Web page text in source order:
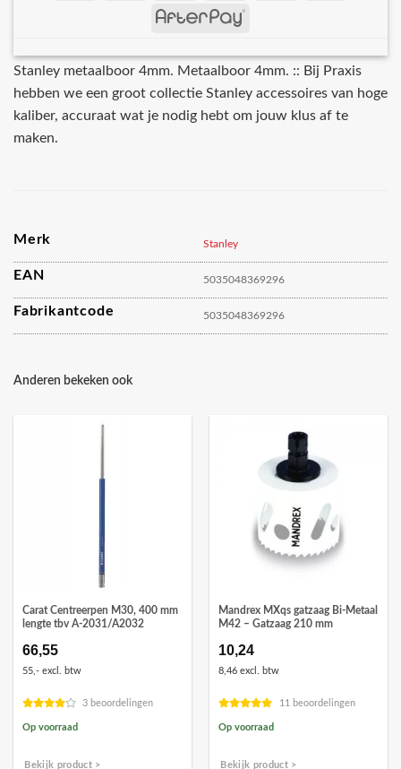
Stanley metaalboor 4mm. Metaalboor 4mm. :: Bij Praxis
hebben we een groot collectie Stanley accessoires van hoge
kaliber, accuraat wat je nodig hebt om jouw klus af te
maken.
Merk Stanley
EAN 5035048369296
Fabrikantcode 5035048369296
Anderen bekeken ook
Carat Centreerpen M30, 400 mm
lengte tbv A-2031/A2032
66,55
55,- excl. btw
3 beoordelingen
Op voorraad
Bekijk product >
Mandrex MXqs gatzaag Bi-Metaal
M42 – Gatzaag 210 mm
10,24
8,46 excl. btw
11 beoordelingen
Op voorraad
Bekijk product >